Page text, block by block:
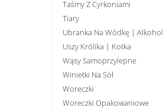
Taśmy Z Cyrkoniami
Tiary
Ubranka Na Wódkę | Alkohol
Uszy Królika | Kotka
Wąsy Samoprzylepne
Winietki Na Sół
Woreczki
Woreczki Opakowaniowe